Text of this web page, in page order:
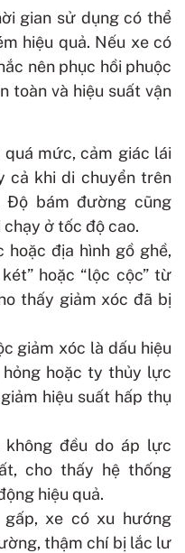
gian sử dụng có thể
hiệu quả. Nếu xe có
nên phục hồi phuộc
toàn và hiệu suất vận
mức, cảm giác lái
cả khi di chuyển trên
Độ bám đường cũng
ở tốc độ cao.
địa hình gồ ghề,
hoặc “lộc cộc” từ
thấy giảm xóc đã bị
giảm xóc là dấu hiệu
hoặc ty thủy lực
hiệu suất hấp thụ
không đều do áp lực
cho thấy hệ thống
hiệu quả.
gấp, xe có xu hướng
thậm chí bị lắc lư